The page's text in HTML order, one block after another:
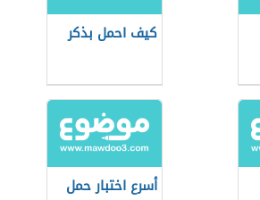
كيف احمل بذكر
أسرع اختبار حمل